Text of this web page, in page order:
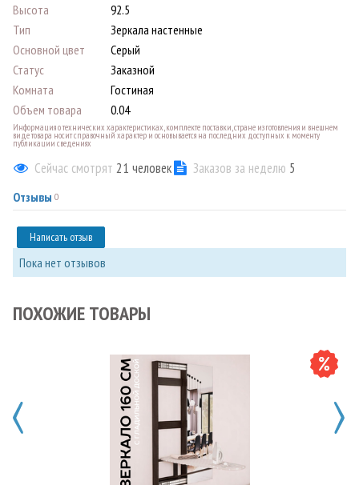
Высота
92.5
Тип
Зеркала настенные
Основной цвет
Серый
Статус
Заказной
Комната
Гостиная
Объем товара
0.04
Информация о технических характеристиках, комплекте поставки, стране изготовления и внешнем
виде товара носит справочный характер и основывается на последних доступных к моменту
публикации сведениях
Сейчас смотрят 21 человек Заказов за неделю 5
Отзывы 0
Написать отзыв
Пока нет отзывов
ПОХОЖИЕ ТОВАРЫ